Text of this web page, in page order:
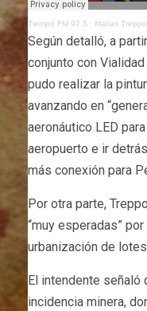
Tiempo FM 97.5 · Matias
Según detalló, a
conjunto con
pudo realizar la
avanzando en
aeronáutico LED
aeropuerto e ir
más conexión para
Por otra parte,
“muy esperadas”
urbanización de
El intendente señaló
incidencia minera,